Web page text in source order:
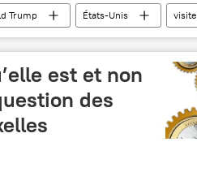
Trump États-Unis
visite
John Laughland Podcasts
est et non
des